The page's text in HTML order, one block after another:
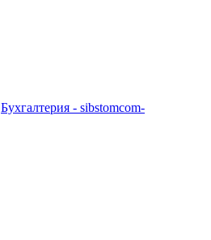
Бухгалтерия - sibstomcom-